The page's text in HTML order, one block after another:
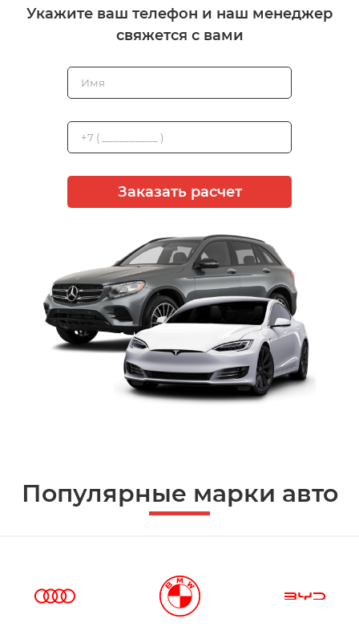
Укажите ваш телефон и наш менеджер
свяжется с вами
Заказать расчет
Популярные марки авто